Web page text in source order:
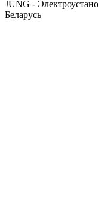
JUNG -
Беларусь